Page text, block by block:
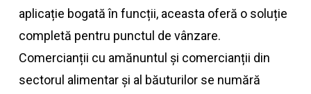
aplicație bogată în funcții, aceasta oferă o soluție
completă pentru punctul de vânzare.
Comercianții cu amănuntul și comercianții din
sectorul alimentar și al băuturilor se numără